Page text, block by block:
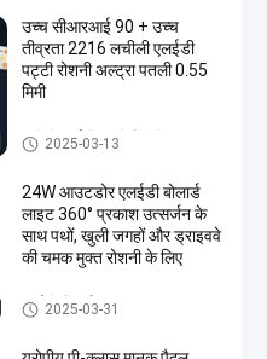
उच्च सीआरआई 90 + उच्च
तीव्रता 2216 लचीली एलईडी
पट्टी रोशनी अल्ट्रा पतली 0.55
मिमी
लचीली एलईडी पट्टी रोशनी
2025-03-13
24W आउटडोर एलईडी बोलार्ड
लाइट 360° प्रकाश उत्सर्जन के
साथ पथों, खुली जगहों और ड्राइववे
की चमक मुक्त रोशनी के लिए
एलईडी बोलार्ड लाइट्स
2025-03-31